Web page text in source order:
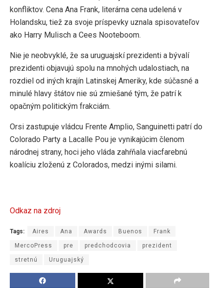
konfliktov. Cena Ana Frank, literárna cena udelená v
Holandsku, tiež za svoje príspevky uznala spisovateľov
ako Harry Mulisch a Cees Nooteboom.
Nie je neobvyklé, že sa uruguajskí prezidenti a bývalí
prezidenti objavujú spolu na mnohých udalostiach, na
rozdiel od iných krajín Latinskej Ameriky, kde súčasné a
minulé hlavy štátov nie sú zmiešané tým, že patrí k
opačným politickým frakciám.
Orsi zastupuje vládcu Frente Amplio, Sanguinetti patrí do
Colorado Party a Lacalle Pou je vynikajúcim členom
národnej strany, hoci jeho vláda zahŕňala viacfarebnú
koalíciu zloženú z Colorados, medzi inými silami.
Odkaz na zdroj
Tags: Aires Ana Awards Buenos Frank
MercoPress pre predchodcovia prezident
stretnú Uruguajský